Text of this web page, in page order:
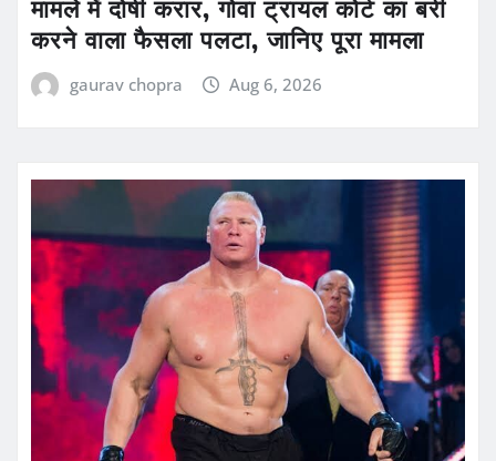
मामले में दोषी करार, गोवा ट्रायल कोर्ट का बरी
करने वाला फैसला पलटा, जानिए पूरा मामला
gaurav chopra Aug 6, 2026